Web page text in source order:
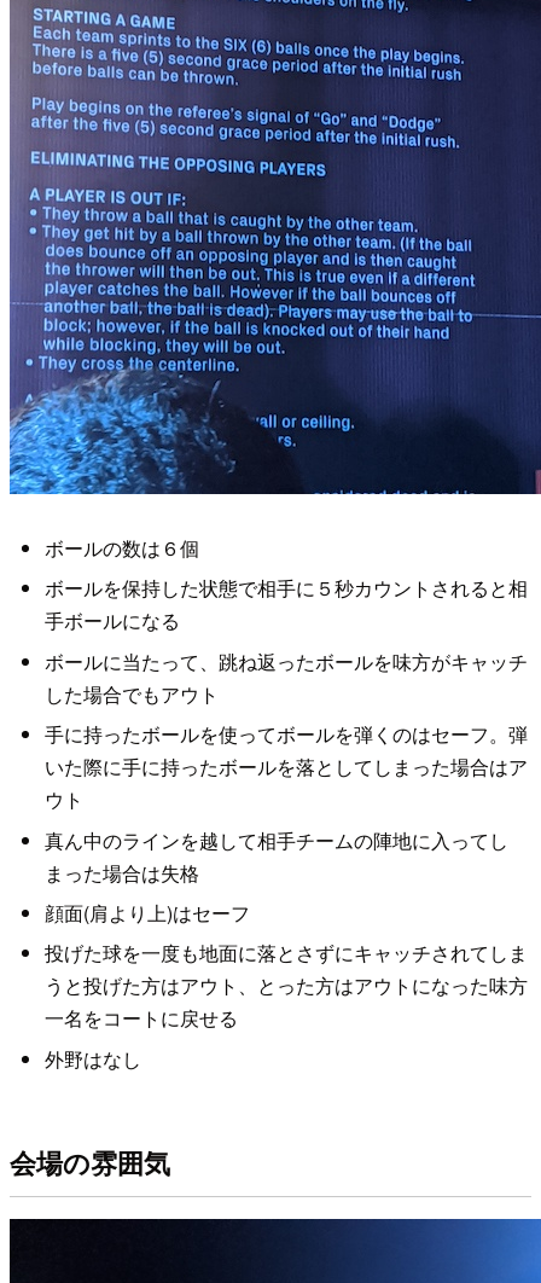
ボールの数は６個
ボールを保持した状態で相手に５秒カウントされると相
手ボールになる
ボールに当たって、跳ね返ったボールを味方がキャッチ
した場合でもアウト
手に持ったボールを使ってボールを弾くのはセーフ。弾
いた際に手に持ったボールを落としてしまった場合はア
ウト
真ん中のラインを越して相手チームの陣地に入ってし
まった場合は失格
顔面(肩より上)はセーフ
投げた球を一度も地面に落とさずにキャッチされてしま
うと投げた方はアウト、とった方はアウトになった味方
一名をコートに戻せる
外野はなし
会場の雰囲気